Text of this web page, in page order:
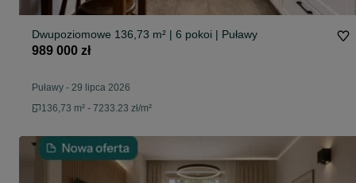
Dwupoziomowe 136,73 m² | 6 pokoi | Puławy
989 000 zł
Puławy - 29 lipca 2026
136,73 m² - 7233.23 zł/m²